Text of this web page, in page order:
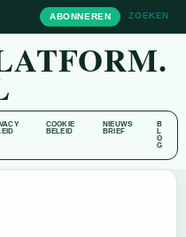
ABONNEREN ZOEKEN
COOKIE
BELEID
NIEUWS
BRIEF
B
L
O
G